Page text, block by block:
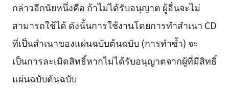
กล่าวอีกนัยหนึ่งคือ ถ้าไม่ได้รับอนุญาต ผู้อื่นจะไม่
สามารถใช้ได้ ดังนั้นการใช้งานโดยการทำสำเนา CD
ที่เป็นสำเนาของแผ่นฉบับต้นฉบับ (การทำซ้ำ) จะ
เป็นการละเมิดสิทธิ์หากไม่ได้รับอนุญาตจากผู้ที่มีสิทธิ์
แผ่นฉบับต้นฉบับ